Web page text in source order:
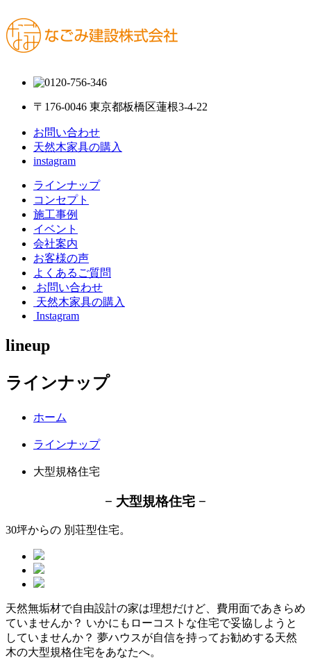
〒176-0046 東京都板橋区蓮根3-4-22
お問い合わせ
天然木家具の購入
instagram
ラインナップ
コンセプト
施工事例
イベント
会社案内
お客様の声
よくあるご質問
お問い合わせ
天然木家具の購入
Instagram
lineup
ラインナップ
ホーム
ラインナップ
大型規格住宅
− 大型規格住宅 −
30坪からの 別荘型住宅。
天然無垢材で自由設計の家は理想だけど、費用面であきらめ
ていませんか？ いかにもローコストな住宅で妥協しようと
していませんか？ 夢ハウスが自信を持ってお勧めする天然
木の大型規格住宅をあなたへ。